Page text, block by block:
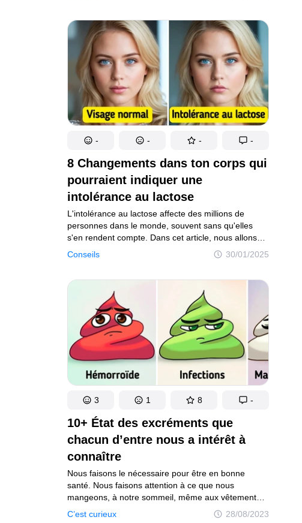
certaines affections, il s'accompagne également d'un
ensemble unique de défis qui pourraient vous
prendre au dépourvu. Avant de faire le grand saut, il
est bon de savoir à quoi s'attendre afin de pouvoir
affronter les hauts et les bas en toute confiance.
8 Changements dans ton corps qui
pourraient indiquer une
intolérance au lactose
Conseils 30/01/2025
L'intolérance au lactose affecte des millions de
personnes dans le monde, souvent sans qu'elles
s'en rendent compte. Dans cet article, nous allons
explorer 8 façons courantes dont ton corps pourrait
essayer de te dire que l'intolérance au lactose
- - - -
10+ État des excréments que
chacun d’entre nous a intérêt à
connaître
C’est curieux 28/08/2023
Nous faisons le nécessaire pour être en bonne
santé. Nous faisons attention à ce que nous
mangeons, à notre sommeil, même aux vêtements
que nous portons. Cependant, notre corps a des
moyens de communication qui, si nous savons les
3 1 8 -